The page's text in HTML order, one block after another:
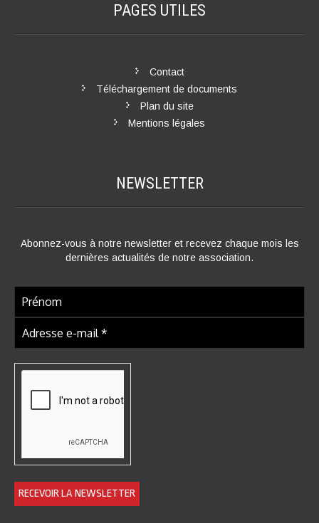
PAGES UTILES
Contact
Téléchargement de documents
Plan du site
Mentions légales
NEWSLETTER
Abonnez-vous à notre newsletter et recevez chaque mois les
dernières actualités de notre association.